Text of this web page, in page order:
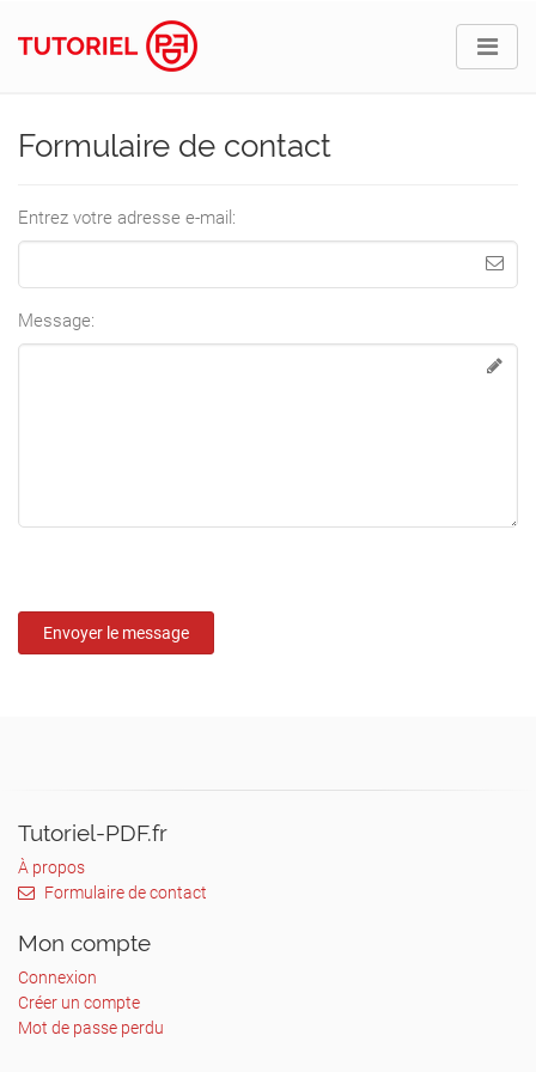
Formulaire de contact
Entrez votre adresse e-mail:
Message:
Tutoriel-PDF.fr
À propos
Formulaire de contact
Mon compte
Connexion
Créer un compte
Mot de passe perdu